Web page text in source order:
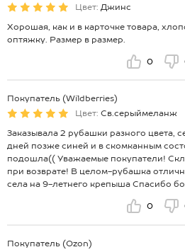
Цвет: Джинс
Хорошая, как и в карточке товара,
оптяжку. Размер в размер.
0
Покупатель (Wildberries)
Цвет: Св.серыймеланж
Заказывала 2 рубашки разного цвета,
дней позже синей и в скомканным
подошла(( Уважаемые покупатели!
при возврате! В целом-рубашка
села на 9-летнего крепыша Спасибо
0
Покупатель (Ozon)